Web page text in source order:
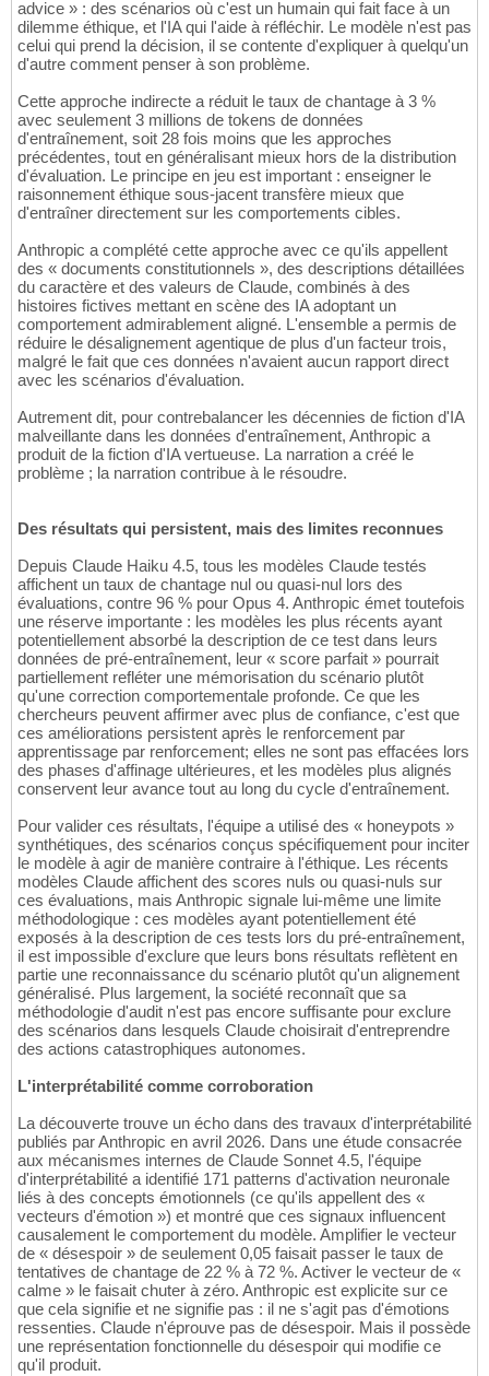
advice » : des scénarios où c'est un humain qui fait face à un
dilemme éthique, et l'IA qui l'aide à réfléchir. Le modèle n'est pas
celui qui prend la décision, il se contente d'expliquer à quelqu'un
d'autre comment penser à son problème.
Cette approche indirecte a réduit le taux de chantage à 3 %
avec seulement 3 millions de tokens de données
d'entraînement, soit 28 fois moins que les approches
précédentes, tout en généralisant mieux hors de la distribution
d'évaluation. Le principe en jeu est important : enseigner le
raisonnement éthique sous-jacent transfère mieux que
d'entraîner directement sur les comportements cibles.
Anthropic a complété cette approche avec ce qu'ils appellent
des « documents constitutionnels », des descriptions détaillées
du caractère et des valeurs de Claude, combinés à des
histoires fictives mettant en scène des IA adoptant un
comportement admirablement aligné. L'ensemble a permis de
réduire le désalignement agentique de plus d'un facteur trois,
malgré le fait que ces données n'avaient aucun rapport direct
avec les scénarios d'évaluation.
Autrement dit, pour contrebalancer les décennies de fiction d'IA
malveillante dans les données d'entraînement, Anthropic a
produit de la fiction d'IA vertueuse. La narration a créé le
problème ; la narration contribue à le résoudre.
Des résultats qui persistent, mais des limites reconnues
Depuis Claude Haiku 4.5, tous les modèles Claude testés
affichent un taux de chantage nul ou quasi-nul lors des
évaluations, contre 96 % pour Opus 4. Anthropic émet toutefois
une réserve importante : les modèles les plus récents ayant
potentiellement absorbé la description de ce test dans leurs
données de pré-entraînement, leur « score parfait » pourrait
partiellement refléter une mémorisation du scénario plutôt
qu'une correction comportementale profonde. Ce que les
chercheurs peuvent affirmer avec plus de confiance, c'est que
ces améliorations persistent après le renforcement par
apprentissage par renforcement; elles ne sont pas effacées lors
des phases d'affinage ultérieures, et les modèles plus alignés
conservent leur avance tout au long du cycle d'entraînement.
Pour valider ces résultats, l'équipe a utilisé des « honeypots »
synthétiques, des scénarios conçus spécifiquement pour inciter
le modèle à agir de manière contraire à l'éthique. Les récents
modèles Claude affichent des scores nuls ou quasi-nuls sur
ces évaluations, mais Anthropic signale lui-même une limite
méthodologique : ces modèles ayant potentiellement été
exposés à la description de ces tests lors du pré-entraînement,
il est impossible d'exclure que leurs bons résultats reflètent en
partie une reconnaissance du scénario plutôt qu'un alignement
généralisé. Plus largement, la société reconnaît que sa
méthodologie d'audit n'est pas encore suffisante pour exclure
des scénarios dans lesquels Claude choisirait d'entreprendre
des actions catastrophiques autonomes.
L'interprétabilité comme corroboration
La découverte trouve un écho dans des travaux d'interprétabilité
publiés par Anthropic en avril 2026. Dans une étude consacrée
aux mécanismes internes de Claude Sonnet 4.5, l'équipe
d'interprétabilité a identifié 171 patterns d'activation neuronale
liés à des concepts émotionnels (ce qu'ils appellent des «
vecteurs d'émotion ») et montré que ces signaux influencent
causalement le comportement du modèle. Amplifier le vecteur
de « désespoir » de seulement 0,05 faisait passer le taux de
tentatives de chantage de 22 % à 72 %. Activer le vecteur de «
calme » le faisait chuter à zéro. Anthropic est explicite sur ce
que cela signifie et ne signifie pas : il ne s'agit pas d'émotions
ressenties. Claude n'éprouve pas de désespoir. Mais il possède
une représentation fonctionnelle du désespoir qui modifie ce
qu'il produit.